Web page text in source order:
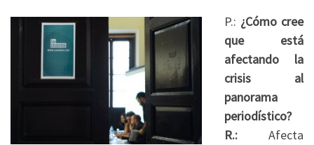
P.: ¿Cómo cree
que está
afectando la
crisis al
panorama
periodístico?
R.:Afecta